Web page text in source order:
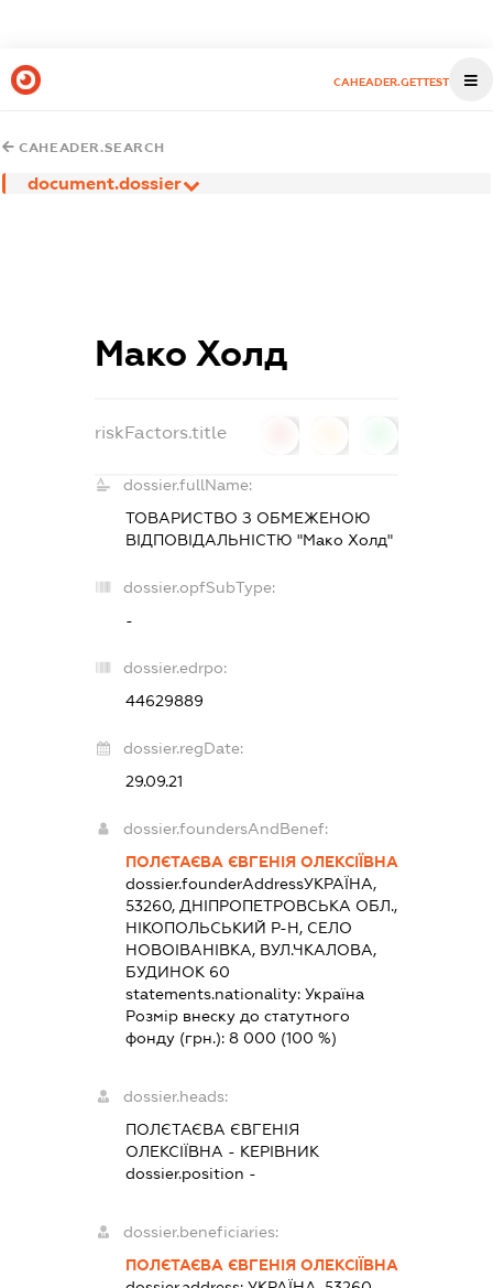
CAHEADER.GETTEST
CAHEADER.SEARCH
document.dossier
Мако Холд
riskFactors.title
dossier.fullName:
ТОВАРИСТВО З ОБМЕЖЕНОЮ
ВІДПОВІДАЛЬНІСТЮ "Мако Холд"
dossier.opfSubType:
-
dossier.edrpo:
44629889
dossier.regDate:
29.09.21
dossier.foundersAndBenef:
ПОЛЄТАЄВА ЄВГЕНІЯ ОЛЕКСІЇВНА
dossier.founderAddressУКРАЇНА,
53260, ДНІПРОПЕТРОВСЬКА ОБЛ.,
НІКОПОЛЬСЬКИЙ Р-Н, СЕЛО
НОВОІВАНІВКА, ВУЛ.ЧКАЛОВА,
БУДИНОК 60
statements.nationality: Україна
Розмір внеску до статутного
фонду (грн.): 8 000 (100 %)
dossier.heads:
ПОЛЄТАЄВА ЄВГЕНІЯ
ОЛЕКСІЇВНА - КЕРІВНИК
dossier.position -
dossier.beneficiaries:
ПОЛЄТАЄВА ЄВГЕНІЯ ОЛЕКСІЇВНА